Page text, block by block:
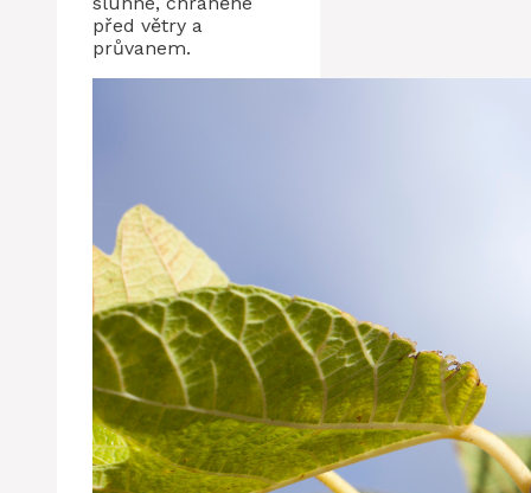
před větry a
průvanem.